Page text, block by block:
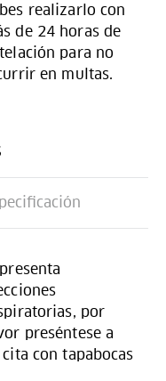
realizarlo con
de 24 horas de
para no
en multas.
por
preséntese a
cita con tapabocas